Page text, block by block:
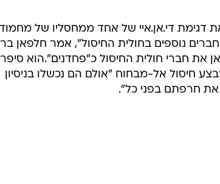
דגימת די.אן.איי של אחד ממחסליו של
נוספים בחולית החיסול", אמר חלפאן
את חברי חולית החיסול כ"פחדנים".הוא סיפר
חיסול אל-מבחוח "אולם הם נכשלו בניסיון
חרפתם בפני כל".